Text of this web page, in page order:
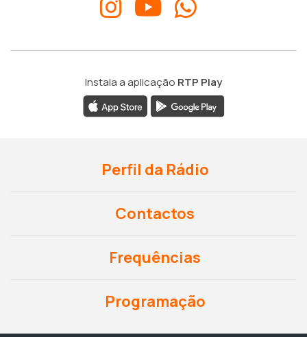
Instala a aplicação RTP Play
Perfil da Rádio
Contactos
Frequências
Programação